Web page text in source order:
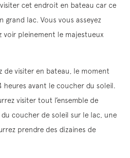
cet endroit en bateau car ce
grand lac. Vous vous asseyez
voir pleinement le majestueux
de visiter en bateau, le moment
heures avant le coucher du soleil.
visiter tout l’ensemble de
coucher de soleil sur le lac, une
prendre des dizaines de